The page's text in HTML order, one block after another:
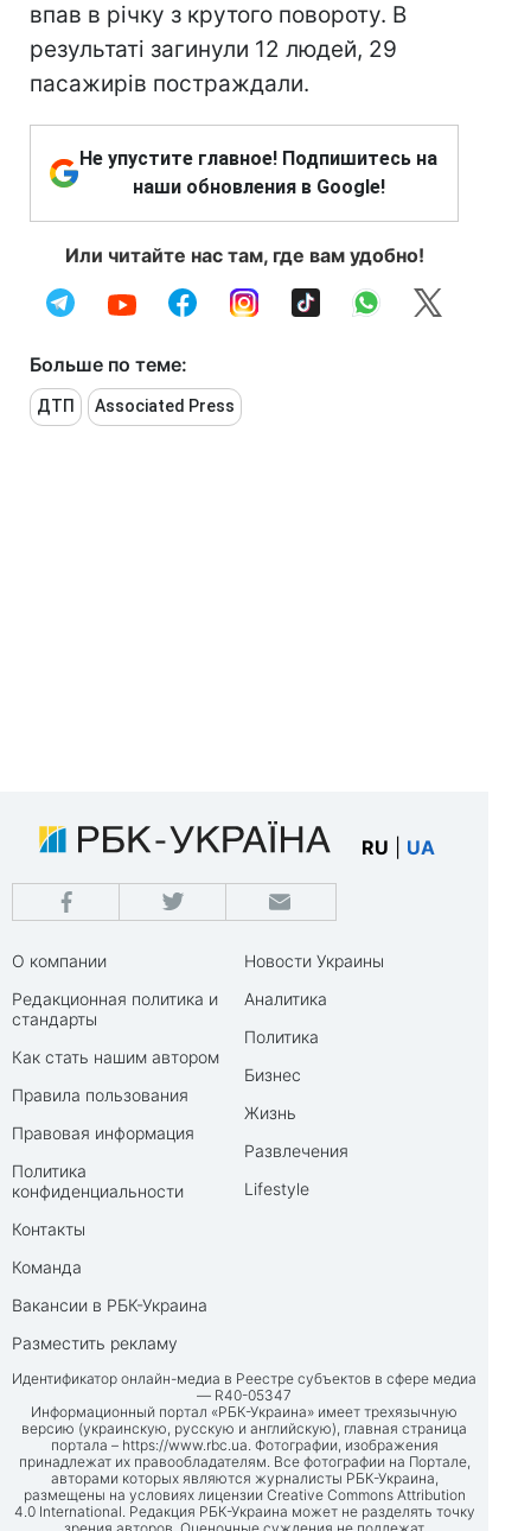
впав в річку з крутого повороту. В
результаті загинули 12 людей, 29
пасажирів постраждали.
Не упустите главное! Подпишитесь на
наши обновления в Google!
Или читайте нас там, где вам удобно!
Больше по теме:
ДТП Associated Press
RU UA
О компании
Редакционная политика и
стандарты
Как стать нашим автором
Правила пользования
Правовая информация
Политика
конфиденциальности
Контакты
Команда
Вакансии в РБК-Украина
Разместить рекламу
Новости Украины
Аналитика
Политика
Бизнес
Жизнь
Развлечения
Lifestyle
Идентификатор онлайн-медиа в Реестре субъектов в сфере медиа
— R40-05347
Информационный портал «РБК-Украина» имеет трехязычную
версию (украинскую, русскую и английскую), главная страница
портала – https://www.rbc.ua. Фотографии, изображения
принадлежат их правообладателям. Все фотографии на Портале,
авторами которых являются журналисты РБК-Украина,
размещены на условиях лицензии Creative Commons Attribution
4.0 International. Редакция РБК-Украина может не разделять точку